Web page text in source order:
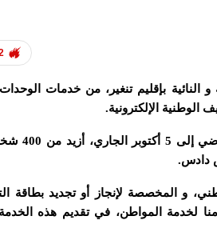
و النائية بإقليم تنغير، من خدمات
الوطنية الإلكترونية.
حيث استفاد من هذه
و المخصصة لإنجاز أو تجديد بطاقة
لخدمة المواطن، في تقديم هذه